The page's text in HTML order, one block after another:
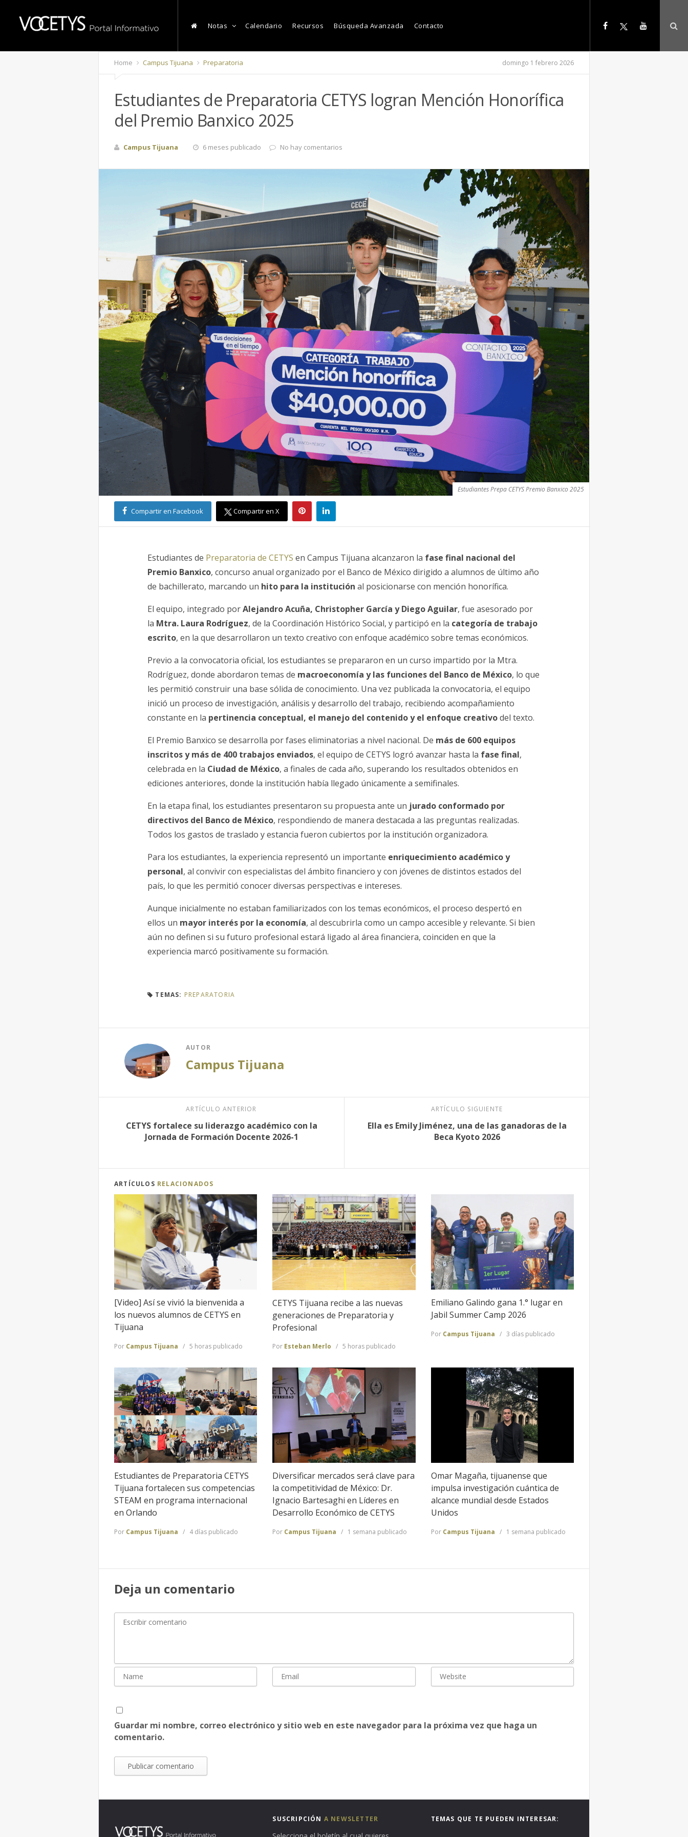
Notas Calendario Recursos Búsqueda Avanzada Contacto
Home Campus Tijuana Preparatoria domingo 1 febrero 2026
Estudiantes de Preparatoria CETYS logran Mención Honorífica
del Premio Banxico 2025
Campus Tijuana 6 meses publicado No hay comentarios
Estudiantes Prepa CETYS Premio Banxico 2025
Compartir en Facebook Compartir en X
Estudiantes de Preparatoria de CETYS en Campus Tijuana alcanzaron la fase final nacional del
Premio Banxico, concurso anual organizado por el Banco de México dirigido a alumnos de último año
de bachillerato, marcando un hito para la institución al posicionarse con mención honorífica.
El equipo, integrado porAlejandro Acuña, Christopher García y Diego Aguilar, fue asesorado por
la Mtra. Laura Rodríguez, de la Coordinación Histórico Social, y participó en la categoría de trabajo
escrito, en la que desarrollaron un texto creativo con enfoque académico sobre temas económicos.
Previo a la convocatoria oficial, los estudiantes se prepararon en un curso impartido por la Mtra.
Rodríguez, donde abordaron temas de macroeconomía y las funciones del Banco de México, lo que
les permitió construir una base sólida de conocimiento. Una vez publicada la convocatoria, el equipo
inició un proceso de investigación, análisis y desarrollo del trabajo, recibiendo acompañamiento
constante en la pertinencia conceptual, el manejo del contenido y el enfoque creativodel texto.
El Premio Banxico se desarrolla por fases eliminatorias a nivel nacional. De más de 600 equipos
inscritos y más de 400 trabajos enviados, el equipo de CETYS logró avanzar hasta la fase final,
celebrada en la Ciudad de México, a finales de cada año, superando los resultados obtenidos en
ediciones anteriores, donde la institución había llegado únicamente a semifinales.
En la etapa final, los estudiantes presentaron su propuesta ante un jurado conformado por
directivos del Banco de México, respondiendo de manera destacada a las preguntas realizadas.
Todos los gastos de traslado y estancia fueron cubiertos por la institución organizadora.
Para los estudiantes, la experiencia representó un importante enriquecimiento académico y
personal, al convivir con especialistas del ámbito financiero y con jóvenes de distintos estados del
país, lo que les permitió conocer diversas perspectivas e intereses.
Aunque inicialmente no estaban familiarizados con los temas económicos, el proceso despertó en
ellos un mayor interés por la economía, al descubrirla como un campo accesible y relevante. Si bien
aún no definen si su futuro profesional estará ligado al área financiera, coinciden en que la
experiencia marcó positivamente su formación.
TEMAS: PREPARATORIA
AUTOR
Campus Tijuana
ARTÍCULO ANTERIOR
CETYS fortalece su liderazgo académico con la
Jornada de Formación Docente 2026-1
ARTÍCULO SIGUIENTE
Ella es Emily Jiménez, una de las ganadoras de la
Beca Kyoto 2026
ARTÍCULOS RELACIONADOS
[Video] Así se vivió la bienvenida a
los nuevos alumnos de CETYS en
Tijuana
Por Campus Tijuana 5 horas publicado
CETYS Tijuana recibe a las nuevas
generaciones de Preparatoria y
Profesional
Por Esteban Merlo 5 horas publicado
Emiliano Galindo gana 1.° lugar en
Jabil Summer Camp 2026
Por Campus Tijuana 3 días publicado
Estudiantes de Preparatoria CETYS
Tijuana fortalecen sus competencias
STEAM en programa internacional
en Orlando
Por Campus Tijuana 4 días publicado
Diversificar mercados será clave para
la competitividad de México: Dr.
Ignacio Bartesaghi en Líderes en
Desarrollo Económico de CETYS
Por Campus Tijuana 1 semana publicado
Omar Magaña, tijuanense que
impulsa investigación cuántica de
alcance mundial desde Estados
Unidos
Por Campus Tijuana 1 semana publicado
Deja un comentario
Guardar mi nombre, correo electrónico y sitio web en este navegador para la próxima vez que haga un
comentario.
SUSCRIPCIÓN A NEWSLETTER TEMAS QUE TE PUEDEN INTERESAR: